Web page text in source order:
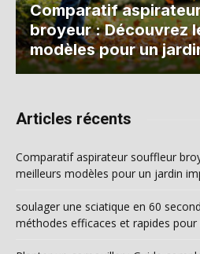
Comparatif
broyeur : Découvrez
modèles pour un
Articles récents
Comparatif aspirateur souffleur
meilleurs modèles pour un jardin
soulager une sciatique en 60
méthodes efficaces et rapides